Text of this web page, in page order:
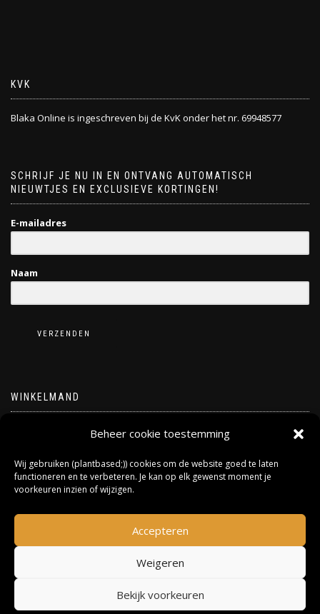
Beheer cookie toestemming
Wij gebruiken (plantbased;)) cookies om de website goed te laten
functioneren en te verbeteren. Je kan op elk gewenst moment je
voorkeuren inzien of wijzigen.
Accepteren
Weigeren
Bekijk voorkeuren
KVK
Blaka Online is ingeschreven bij de KvK onder het nr. 69948577
SCHRIJF JE NU IN EN ONTVANG AUTOMATISCH
NIEUWTJES EN EXCLUSIEVE KORTINGEN!
E-mailadres
Naam
VERZENDEN
WINKELMAND
Geen producten in de winkelwagen.